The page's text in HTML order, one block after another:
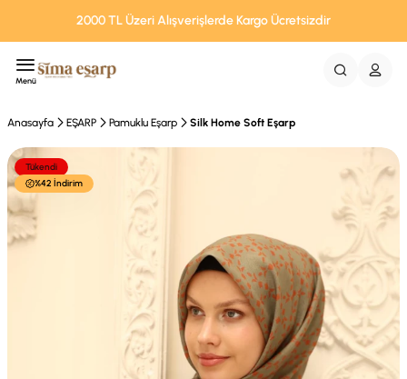
2000 TL Üzeri Alışverişlerde Kargo Ücretsizdir
Menü
Anasayfa EŞARP Pamuklu Eşarp Silk Home Soft Eşarp
Tükendi
%42 İndirim